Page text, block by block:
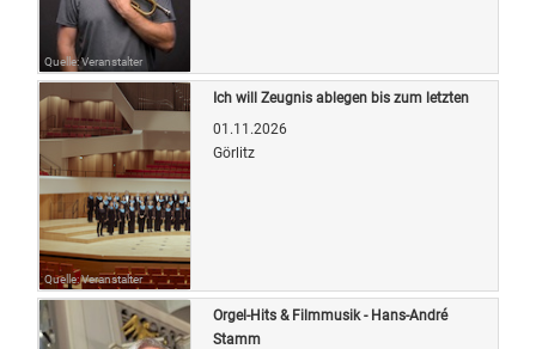
Quelle: Veranstalter
Quelle: Veranstalter
Ich will Zeugnis ablegen bis zum letzten
01.11.2026
Görlitz
Orgel-Hits & Filmmusik - Hans-André
Stamm